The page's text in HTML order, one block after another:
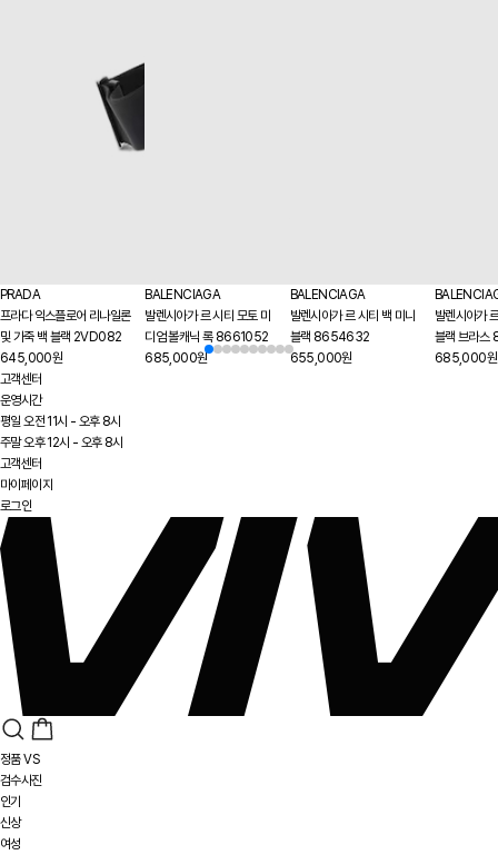
PRADA
프라다 익스플로어 리나일론
및 가죽 백 블랙 2VD082
645,000원
BALENCIAGA
발렌시아가 르 시티 모토 미
디엄 볼캐닉 록 8661052
685,000원
BALENCIAGA
발렌시아가 르 시티 백 미니
블랙 8654632
655,000원
발렌시아가
블랙 브라
685,000원
고객센터
운영시간
평일 오전 11시 - 오후 8시
주말 오후 12시 - 오후 8시
고객센터
마이페이지
로그인
정품 VS
검수사진
인기
신상
여성